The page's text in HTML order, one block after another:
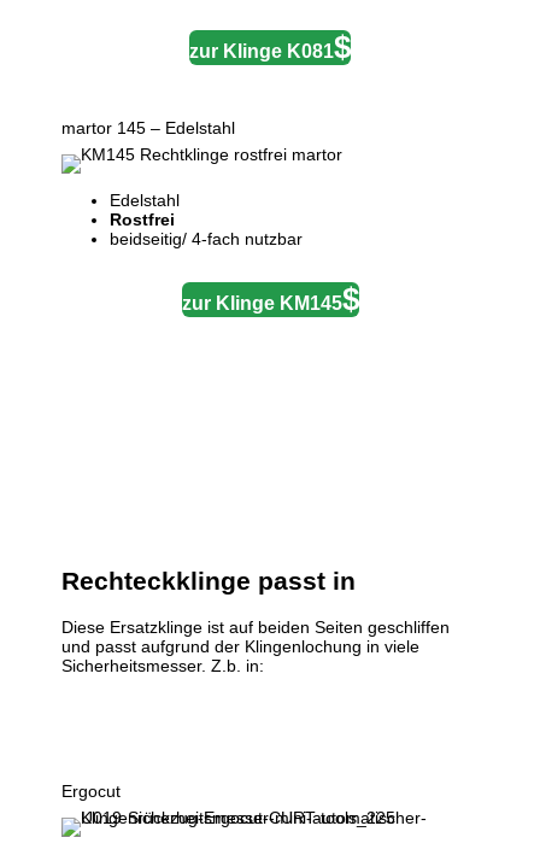
zur Klinge K081
martor 145 – Edelstahl
Edelstahl
Rostfrei
beidseitig/ 4-fach nutzbar
zur Klinge KM145
Rechteckklinge passt in
Diese Ersatzklinge ist auf beiden Seiten geschliffen
und passt aufgrund der Klingenlochung in viele
Sicherheitsmesser. Z.b. in:
Ergocut